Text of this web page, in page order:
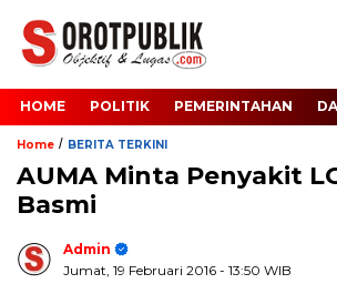
HOME POLITIK PEMERINTAHAN
Home / BERITA TERKINI
AUMA Minta Penyakit
Basmi
Admin
Jumat, 19 Februari 2016 - 13:50 WIB